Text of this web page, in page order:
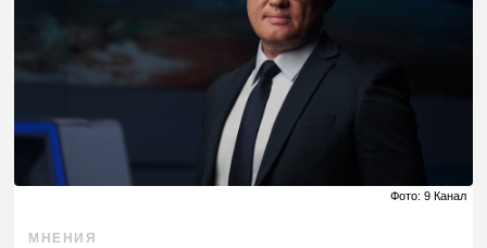
Фото: 9 Канал
МНЕНИЯ